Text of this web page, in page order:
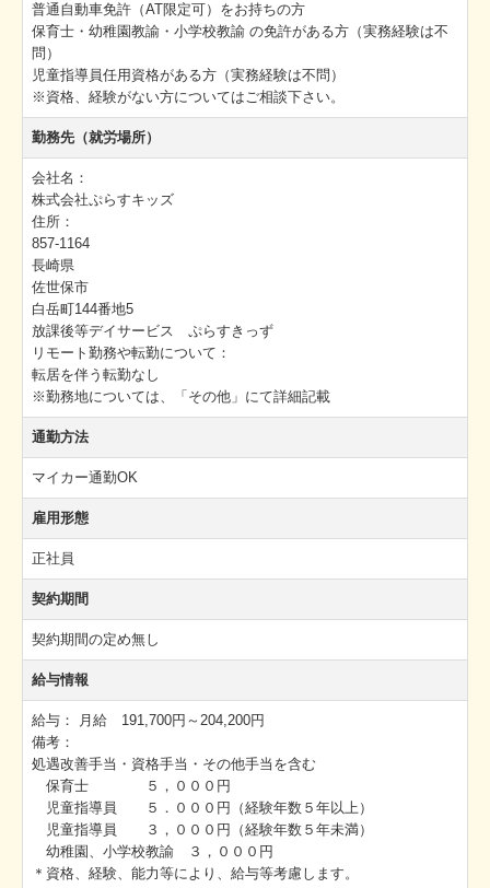
普通自動車免許（AT限定可）をお持ちの方
保育士・幼稚園教諭・小学校教諭 の免許がある方（実務経験は不
問）
児童指導員任用資格がある方（実務経験は不問）
※資格、経験がない方についてはご相談下さい。
勤務先（就労場所）
会社名：
株式会社ぷらすキッズ
住所：
857-1164
長崎県
佐世保市
白岳町144番地5
放課後等デイサービス ぷらすきっず
リモート勤務や転勤について：
転居を伴う転勤なし
※勤務地については、「その他」にて詳細記載
通勤方法
マイカー通勤OK
雇用形態
正社員
契約期間
契約期間の定め無し
給与情報
給与：
月給 191,700円～204,200円
備考：
処遇改善手当・資格手当・その他手当を含む
保育士 ５，０００円
児童指導員 ５．０００円（経験年数５年以上）
児童指導員 ３，０００円（経験年数５年未満）
幼稚園、小学校教諭 ３，０００円
＊資格、経験、能力等により、給与等考慮します。